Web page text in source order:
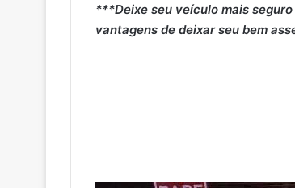
***Deixe seu veículo mais
vantagens de deixar seu bem